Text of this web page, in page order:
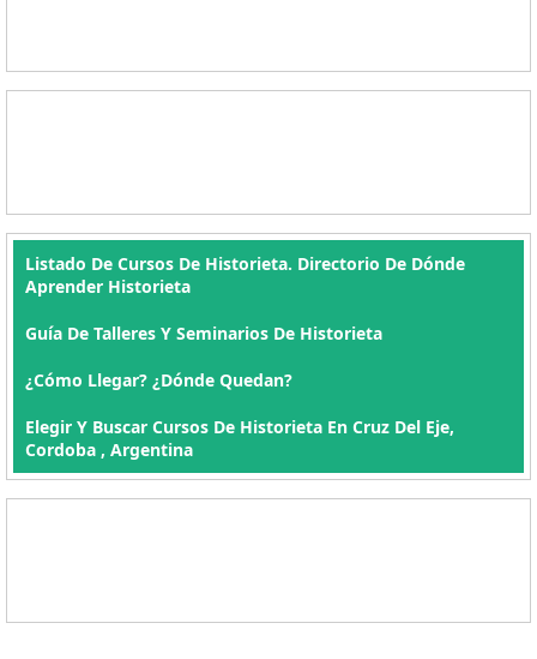
Listado De Cursos De Historieta. Directorio De Dónde
Aprender Historieta
Guía De Talleres Y Seminarios De Historieta
¿Cómo Llegar? ¿Dónde Quedan?
Elegir Y Buscar Cursos De Historieta En Cruz Del Eje,
Cordoba , Argentina